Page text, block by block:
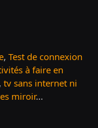
, Test de connexion
à faire en
, tv sans internet ni
miroir...